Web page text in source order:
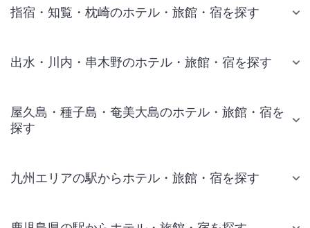
指宿・知覧・枕崎のホテル・旅館・宿を探す
出水・川内・串木野のホテル・旅館・宿を探す
屋久島・種子島・奄美大島のホテル・旅館・宿を
探す
九州エリアの駅からホテル・旅館・宿を探す